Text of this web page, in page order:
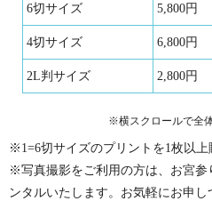
6切サイズ 5,800円
4切サイズ 6,800円
2L判サイズ 2,800円
※横スクロールで全
※1=6切サイズのプリントを1枚以上
※写真撮影をご利用の方は、お宮参
ンタルいたします。お気軽にお申し